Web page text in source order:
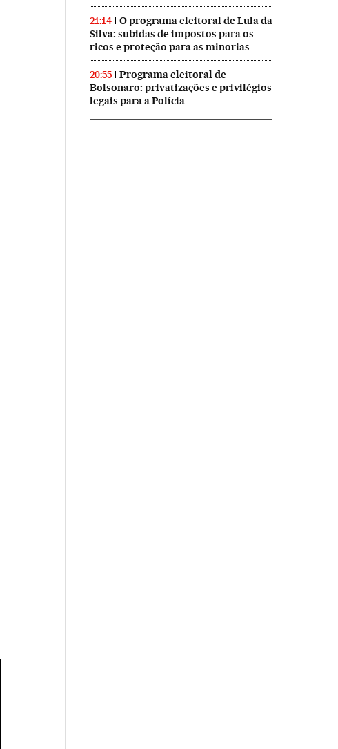
21:14
O programa eleitoral de Lula da
Silva: subidas de impostos para os
ricos e proteção para as minorias
20:55
Programa eleitoral de
Bolsonaro: privatizações e privilégios
legais para a Polícia